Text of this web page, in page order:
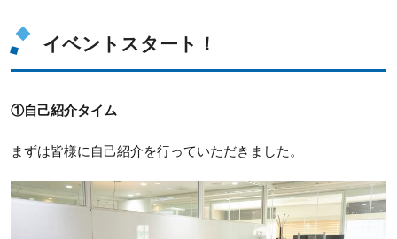
イベントスタート！
①自己紹介タイム
まずは皆様に自己紹介を行っていただきました。